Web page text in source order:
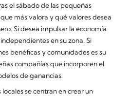
el sábado de las pequeñas
más valora y qué valores desea
Si desea impulsar la economía
en su zona. Si
benéficas y comunidades es su
compañías que incorporen el
de ganancias.
se centran en crear un